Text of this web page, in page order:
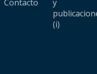
Contacto
y
(i)